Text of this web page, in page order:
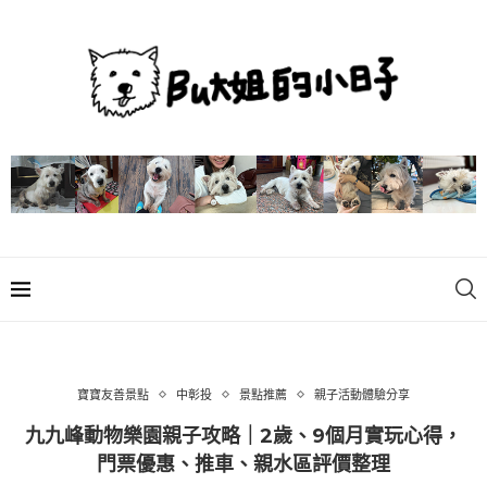
寶寶友善景點 中彰投 景點推薦 親子活動體驗分享
九九峰動物樂園親子攻略｜2歲、9個月實玩心得，
門票優惠、推車、親水區評價整理